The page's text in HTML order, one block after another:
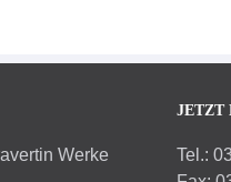
Werke
JETZT
Tel.: